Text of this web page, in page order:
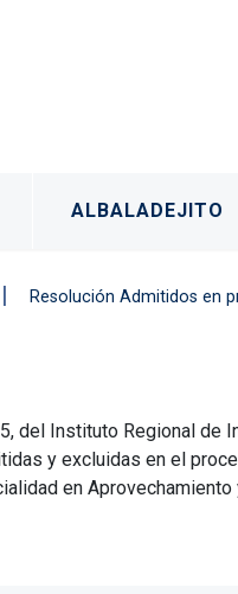
ALBALADEJITO
Resolución Admitidos en proceso
del Instituto Regional de
y excluidas en el
en